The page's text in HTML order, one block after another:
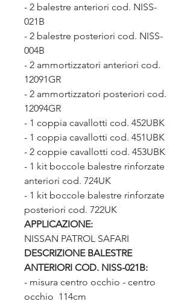
- 2 balestre anteriori cod. NISS-
021B
- 2 balestre posteriori cod. NISS-
004B
- 2 ammortizzatori anteriori cod.
12091GR
- 2 ammortizzatori posteriori cod.
12094GR
- 1 coppia cavallotti cod. 452UBK
- 1 coppia cavallotti cod. 451UBK
- 2 coppie cavallotti cod. 453UBK
- 1 kit boccole balestre rinforzate
anteriori cod. 724UK
- 1 kit boccole balestre rinforzate
posteriori cod. 722UK
APPLICAZIONE:
NISSAN PATROL SAFARI
DESCRIZIONE BALESTRE
ANTERIORI COD. NISS-021B:
- misura centro occhio - centro
occhio 114cm